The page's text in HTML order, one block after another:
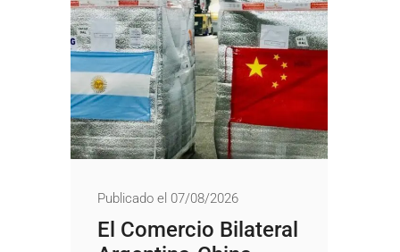
Publicado el 07/08/2026
El Comercio Bilateral